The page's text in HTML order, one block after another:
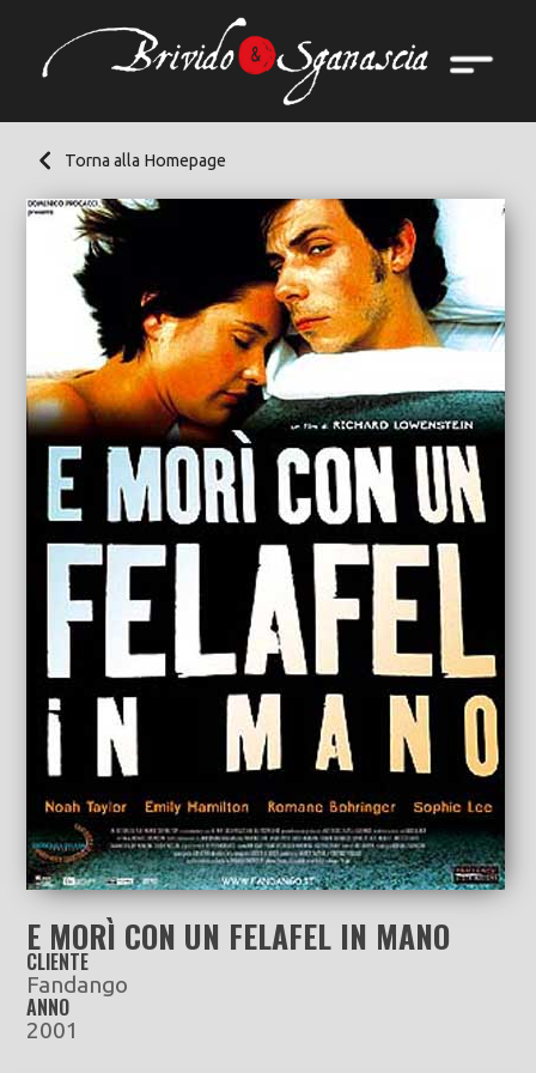
Torna alla Homepage
E MORÌ CON UN FELAFEL IN MANO
CLIENTE
Fandango
ANNO
2001